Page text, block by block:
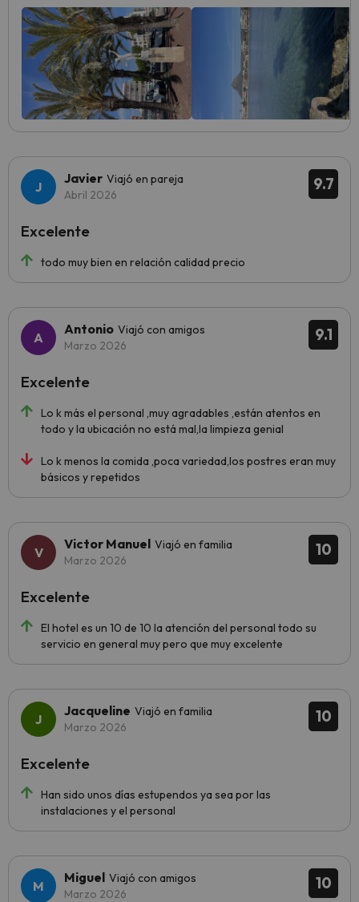
9.7
Javier Viajó en pareja
Abril 2026
todo muy bien en relación calidad precio
Excelente
9.1
Antonio Viajó con amigos
Marzo 2026
Lo k más el personal ,muy agradables ,están atentos en
todo y la ubicación no está mal,la limpieza genial
Lo k menos la comida ,poca variedad,los postres eran muy
básicos y repetidos
Excelente
10
Victor Manuel Viajó en familia
Marzo 2026
El hotel es un 10 de 10 la atención del personal todo su
servicio en general muy pero que muy excelente
Excelente
10
Jacqueline Viajó en familia
Marzo 2026
Han sido unos días estupendos ya sea por las
instalaciones y el personal
Excelente
10
Miguel Viajó con amigos
Marzo 2026